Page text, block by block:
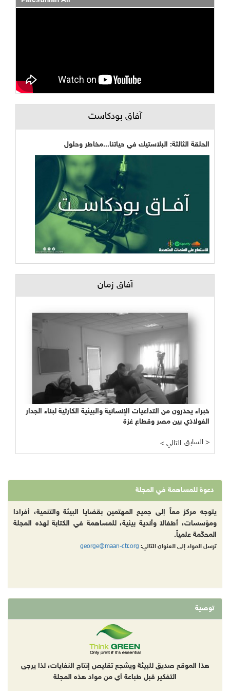
آفاق بودكاست
الحلقة الثالثة: البلاستيك في حياتنا...مخاطر وحلول
آفاق زمان
خبراء يحذرون من التداعيات الإنسانية والبيئية الكارثية لبناء الجدار
الفولاذي بين مصر وقطاع غزة
< التالي السابق >
دعوة للمساهمة في المجلة
يتوجه مركز معاً إلى جميع المهتمين بقضايا البيئة والتنمية، أفرادا
ومؤسسات، أطفالا وأندية بيئية، للمساهمة في الكتابة لهذه المجلة
المحكّمة علمياً.
ترسل المواد إلى العنوان التالي: george@maan-ctr.org
توصية
هذا الموقع صديق للبيئة ويشجع تقليص إنتاج النفايات، لذا يرجى
التفكير قبل طباعة أي من مواد هذه المجلة